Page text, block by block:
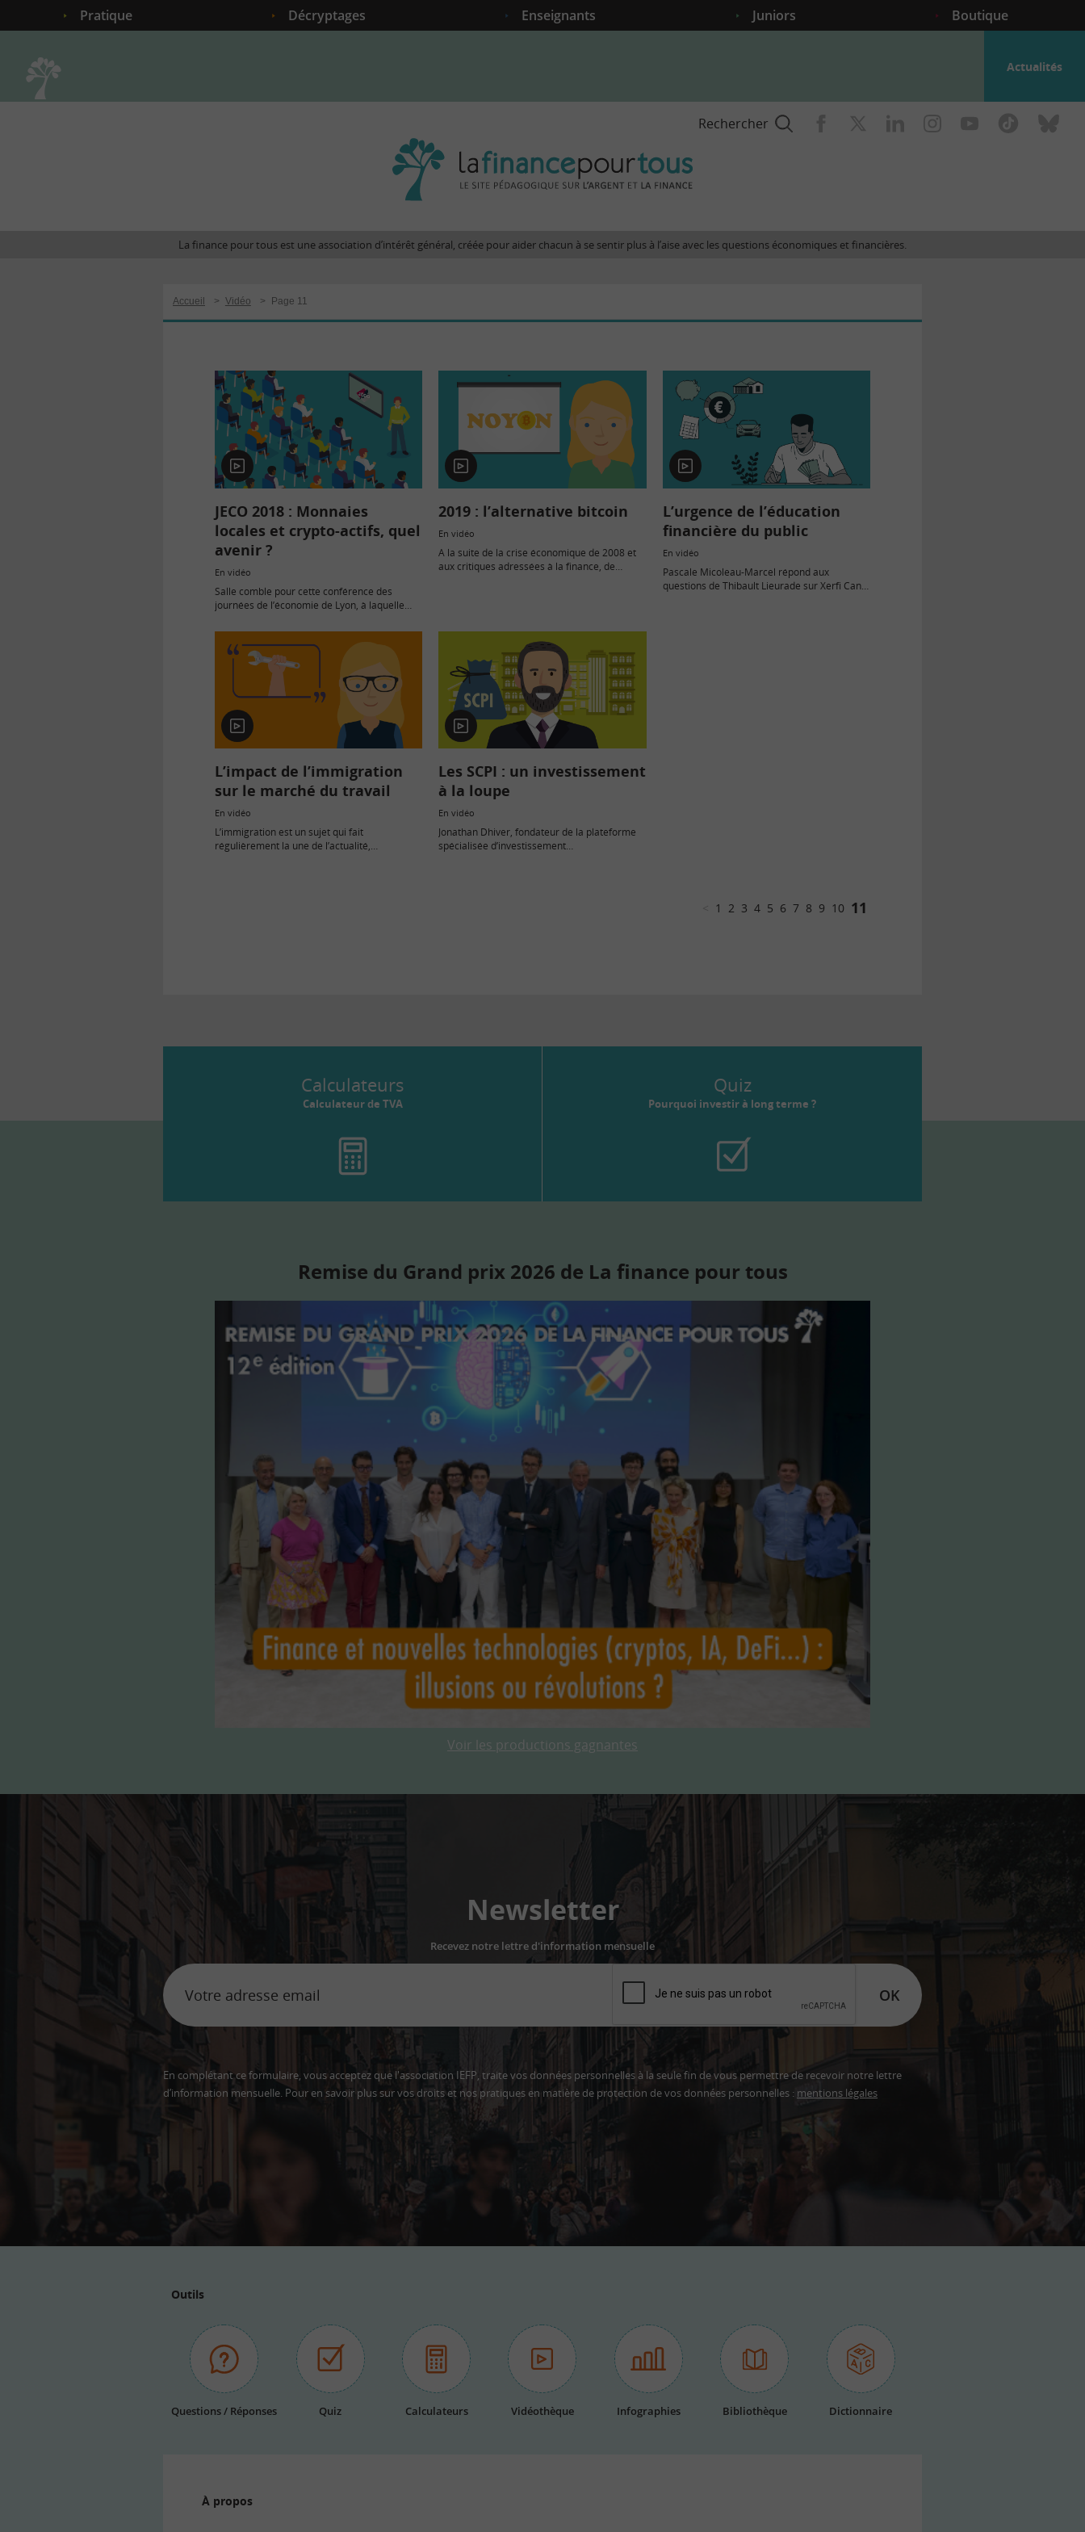
Pratique Décryptages Enseignants Juniors Boutique
Actualités
Rechercher
finance
site
et
La finance pour tous est une association d’intérêt général, créée pour aider chacun à se sentir plus à l’aise avec les questions économiques et financières.
Accueil > Vidéo > Page 11
En
vidéo
JECO 2018 : Monnaies
locales et crypto-actifs, quel
avenir ?
En vidéo
Salle comble pour cette conférence des
journées de l’économie de Lyon, à laquelle
ont participé.
En
vidéo
2019 : l’alternative bitcoin
En vidéo
A la suite de la crise économique de 2008 et
aux critiques adressées à la finance, de
En
vidéo
L’urgence de l’éducation
financière du public
En vidéo
Pascale Micoleau-Marcel répond aux
questions de Thibault Lieurade sur Xerfi Canal
En
vidéo
L’impact de l’immigration
sur le marché du travail
En vidéo
L’immigration est un sujet qui fait
régulièrement la une de l’actualité,
En
vidéo
Les SCPI : un investissement
à la loupe
En vidéo
Jonathan Dhiver, fondateur de la plateforme
spécialisée d’investissement
1 2 3 4 5 6 7 8 9 10 11
Calculateurs
Calculateur de TVA
Quiz
Pourquoi investir à long terme ?
Remise du Grand prix 2026 de La finance pour tous
Voir les productions gagnantes
Newsletter
Recevez notre lettre d'information mensuelle
OK
En complétant ce formulaire, vous acceptez que l'association IEFP, traite vos données personnelles à la seule fin de vous permettre de recevoir notre lettre
d’information mensuelle. Pour en savoir plus sur vos droits et nos pratiques en matière de protection de vos données personnelles : mentions légales
Outils
Questions / Réponses Quiz Calculateurs Vidéothèque Infographies Bibliothèque Dictionnaire
À propos